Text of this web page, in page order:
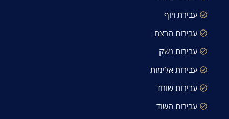
עבירת זיוף
עבירות הרצח
עבירות נשק
עבירות אלימות
עבירות שוחד
עבירות השוד